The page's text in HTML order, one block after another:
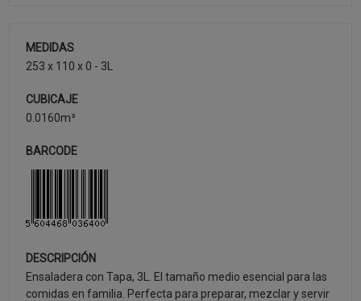
MEDIDAS
253 x 110 x 0 - 3L
CUBICAJE
0.0160m³
BARCODE
DESCRIPCIÓN
Ensaladera con Tapa, 3L. El tamaño medio esencial para las
comidas en familia. Perfecta para preparar, mezclar y servir